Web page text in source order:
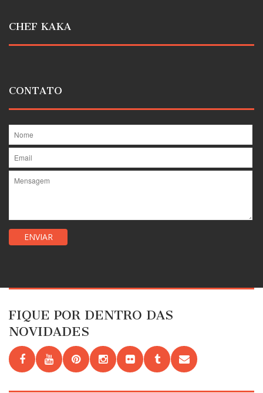
CHEF KAKA
CONTATO
FIQUE POR DENTRO DAS
NOVIDADES